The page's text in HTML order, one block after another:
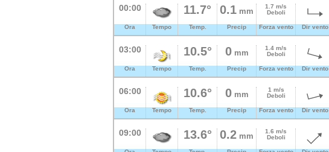
00:00
Ora Tempo
11.7°
Temp.
0.1 mm
Precip
1.7 m/s
Deboli
Forza vento Dir vento
03:00
Ora Tempo
10.5°
Temp.
0mm
Precip
1.4 m/s
Deboli
Forza vento Dir vento
06:00
Ora Tempo
10.6°
Temp.
0mm
Precip
1 m/s
Deboli
Forza vento Dir vento
09:00 13.6° 0.2 mm
1.6 m/s
Deboli